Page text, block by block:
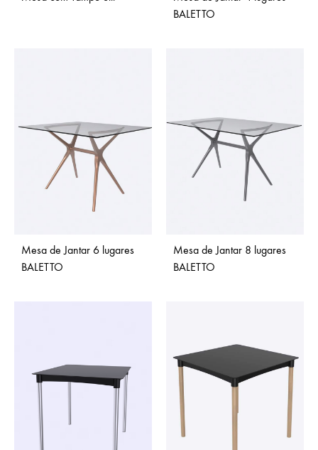
BALETTO
Mesa de Jantar 6 lugares
BALETTO
Mesa de Jantar 8 lugares
BALETTO